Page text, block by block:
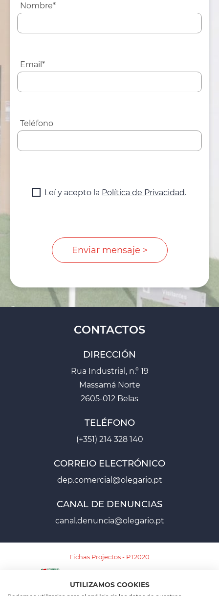
Nombre*
Email*
Teléfono
Leí y acepto la Política de Privacidad.
CONTACTOS
DIRECCIÓN
Rua Industrial, n.º 19
Massamá Norte
2605-012 Belas
TELÉFONO
(+351) 214 328 140
CORREIO ELECTRÓNICO
dep.comercial@olegario.pt
CANAL DE DENUNCIAS
canal.denuncia@olegario.pt
Fichas Projectos - PT2020
Ficha Projecto - PT2030
UTILIZAMOS COOKIES